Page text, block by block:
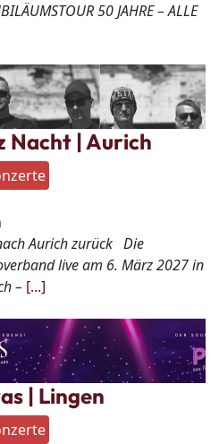
50 JAHRE – ALLE
Nacht | Aurich
Aurich zurück Die
live am 6. März 2027 in
– [...]
| Lingen